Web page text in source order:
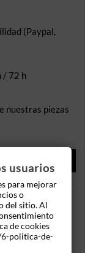
(Paypal,
/ 72 h
nuestras piezas
derecho
Interna:
disponemos de
usuarios
para mejorar
o
del sitio. Al
de cookies
6-politica-de-